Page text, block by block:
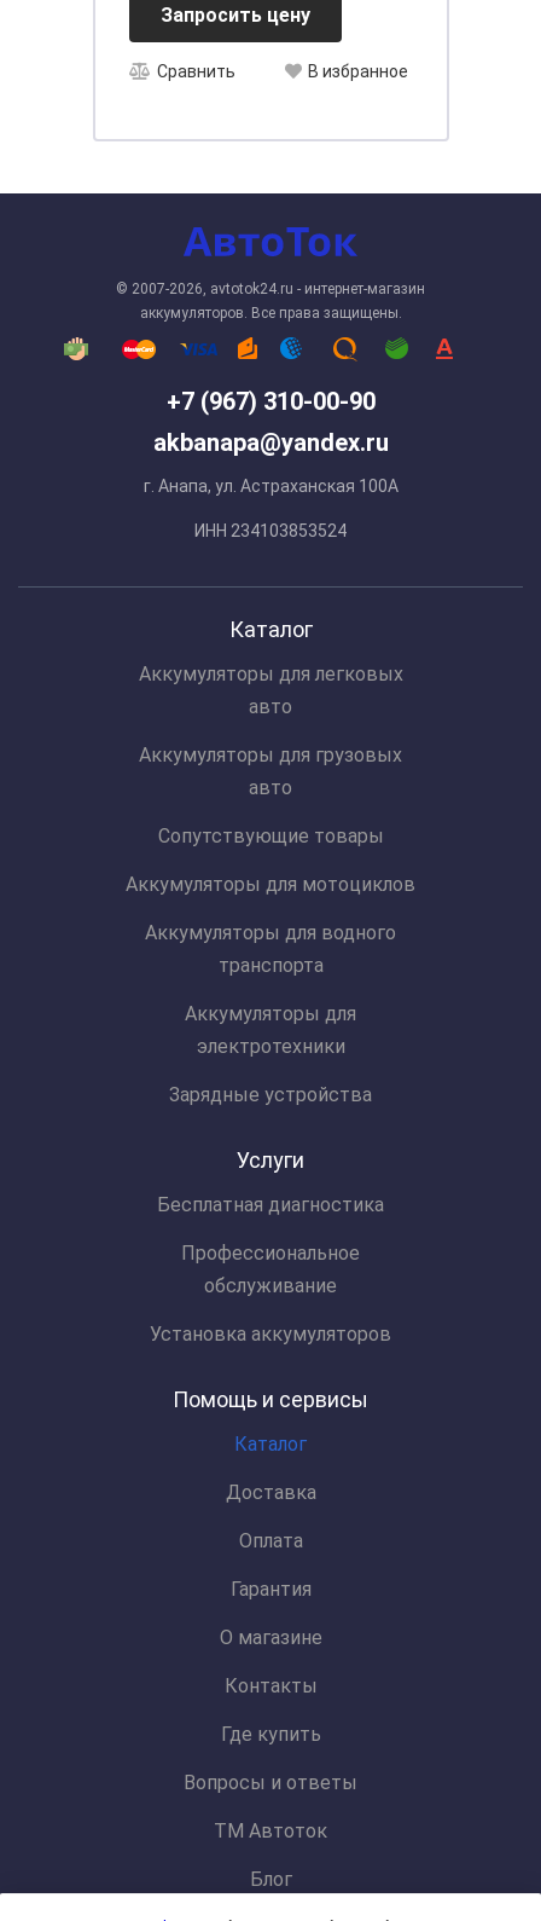
Запросить цену
Сравнить В избранное
+7 (967) 310-00-90
akbanapa@yandex.ru
г. Анапа, ул. Астраханская 100А
ИНН 234103853524
© 2007-2026, avtotok24.ru - интернет-магазин
аккумуляторов. Все права защищены.
Каталог
Аккумуляторы для легковых
авто
Аккумуляторы для грузовых
авто
Сопутствующие товары
Аккумуляторы для мотоциклов
Аккумуляторы для водного
транспорта
Аккумуляторы для
электротехники
Зарядные устройства
Услуги
Бесплатная диагностика
Профессиональное
обслуживание
Установка аккумуляторов
Помощь и сервисы
Каталог
Доставка
Оплата
Гарантия
О магазине
Контакты
Где купить
Вопросы и ответы
ТМ Автоток
Блог